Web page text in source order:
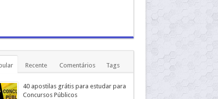
Recente Comentários Tags
40 apostilas grátis para estudar para
Concursos Públicos